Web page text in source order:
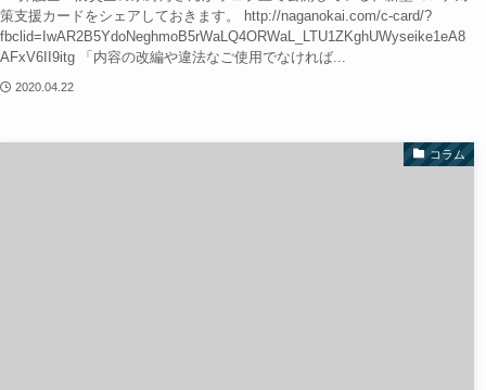
策支援カードをシェアしておきます。 http://naganokai.com/c-card/?
fbclid=IwAR2B5YdoNeghmoB5rWaLQ4ORWaL_LTU1ZKghUWyseike1eA8
AFxV6II9itg 「内容の改編や違法なご使用でなければ...
2020.04.22
コラム